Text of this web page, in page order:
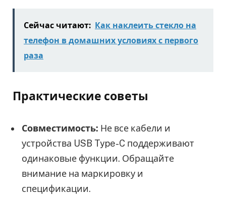
Сейчас читают: Как наклеить стекло на
телефон в домашних условиях с первого
раза
Практические советы
Совместимость: Не все кабели и
устройства USB Type-C поддерживают
одинаковые функции. Обращайте
внимание на маркировку и
спецификации.